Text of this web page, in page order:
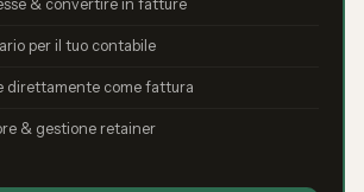
& convertire in fatture
per il tuo contabile
direttamente come fattura
& gestione retainer